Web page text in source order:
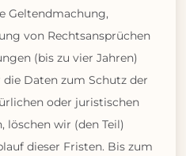
Geltendmachung,
von Rechtsansprüchen
(bis zu vier Jahren)
Daten zum Schutz der
oder juristischen
löschen wir (den Teil)
dieser Fristen. Bis zum